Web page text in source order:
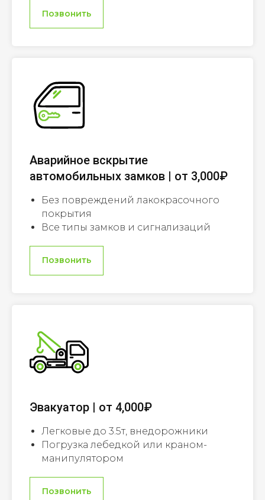
Позвонить
Аварийное вскрытие
автомобильных замков | от 3,000₽
Без повреждений лакокрасочного
покрытия
Все типы замков и сигнализаций
Позвонить
Эвакуатор | от 4,000₽
Легковые до 3.5т, внедорожники
Погрузка лебедкой или краном-
манипулятором
Позвонить